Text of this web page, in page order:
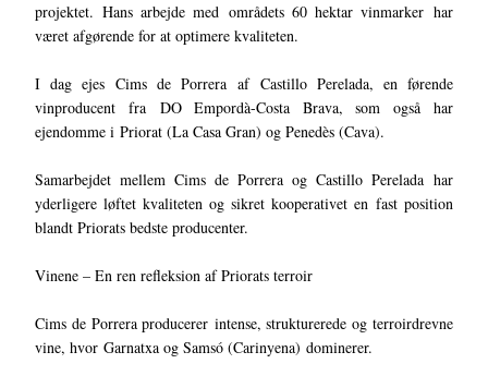
projektet. Hans arbejde med områdets 60 hektar vinmarker har
været afgørende for at optimere kvaliteten.
I dag ejes Cims de Porrera af Castillo Perelada, en førende
vinproducent fra DO Empordà-Costa Brava, som også har
ejendomme i Priorat (La Casa Gran) og Penedès (Cava).
Samarbejdet mellem Cims de Porrera og Castillo Perelada har
yderligere løftet kvaliteten og sikret kooperativet en fast position
blandt Priorats bedste producenter.
Vinene – En ren refleksion af Priorats terroir
Cims de Porrera producerer intense, strukturerede og terroirdrevne
vine, hvor Garnatxa og Samsó (Carinyena) dominerer.